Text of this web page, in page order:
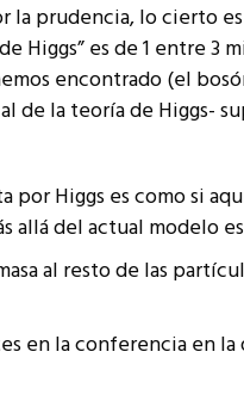
prudencia, lo cierto
Higgs” es de 1 entre 3
encontrado (el
de la teoría de Higgs-
por Higgs es como si
allá del actual modelo
al resto de las
en la conferencia en